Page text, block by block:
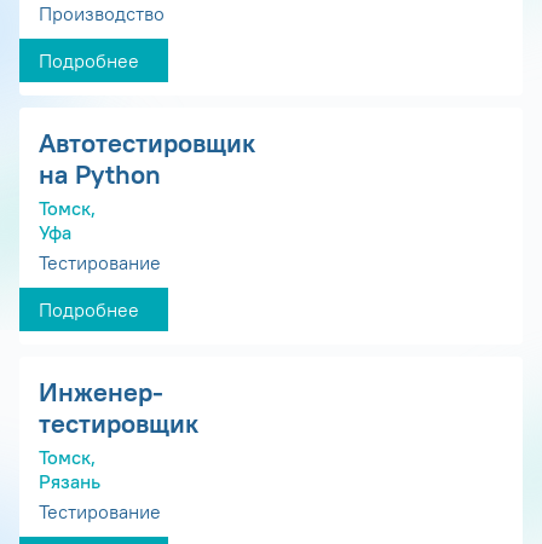
Производство
Подробнее
Автотестировщик
на Python
Томск,
Уфа
Тестирование
Подробнее
Инженер-
тестировщик
Томск,
Рязань
Тестирование